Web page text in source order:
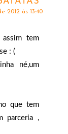
2012 às 13:40
tem
: (
né,um
que tem
parceria ,